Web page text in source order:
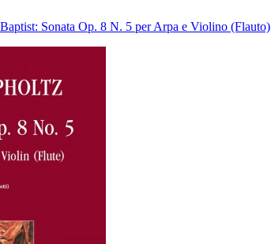
Sonata Op. 8 N. 5 per Arpa e Violino (Flauto)